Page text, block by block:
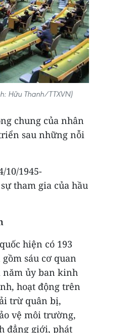
Hữu Thanh/TTXVN)
chung của nhân
sau những nỗi
10/1945-
tham gia của hầu
hiện có 193
sáu cơ quan
năm ủy ban kinh
hoạt động trên
trừ quân bị,
vệ môi trường,
đẳng giới, phát